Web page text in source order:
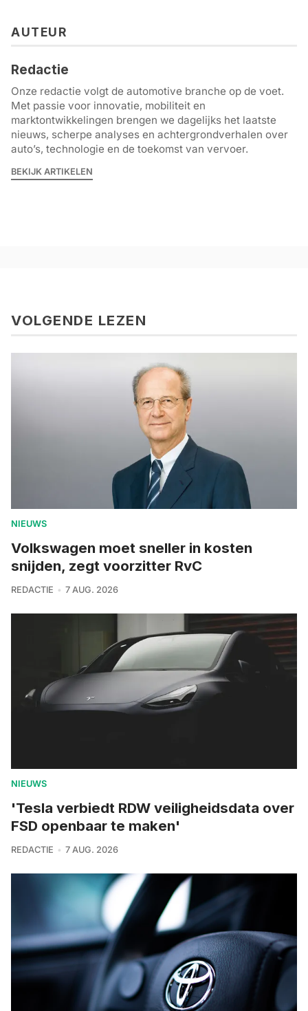
AUTEUR
Redactie
Onze redactie volgt de automotive branche op de voet.
Met passie voor innovatie, mobiliteit en
marktontwikkelingen brengen we dagelijks het laatste
nieuws, scherpe analyses en achtergrondverhalen over
auto’s, technologie en de toekomst van vervoer.
BEKIJK ARTIKELEN
VOLGENDE LEZEN
NIEUWS
Volkswagen moet sneller in kosten
snijden, zegt voorzitter RvC
REDACTIE 7 AUG. 2026
NIEUWS
'Tesla verbiedt RDW veiligheidsdata over
FSD openbaar te maken'
REDACTIE 7 AUG. 2026